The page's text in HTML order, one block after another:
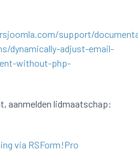
support/
dynamically-adjust-email-
without-php-
aanmelden lidmaatschap:
via RSForm!Pro